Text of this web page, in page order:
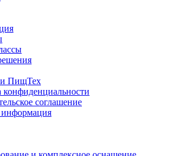
ПищТех
соглашение
информация